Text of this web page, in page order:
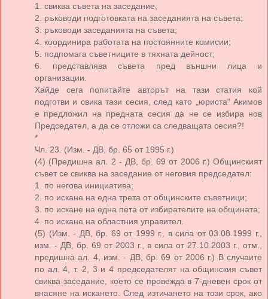
1. свиква съвета на заседание;
2. ръководи подготовката на заседанията на съвета;
3. ръководи заседанията на съвета;
4. координира работата на постоянните комисии;
5. подпомага съветниците в тяхната дейност;
6. представлява съвета пред външни лица и
организации.
Хайде сега попитайте авторът на тази статия кой
подготви и свика тази сесия, след като „юриста“ Акимов
е предложил на предната сесия да не се избира нов
Председател, а да се отложи са следващата сесия?!
*
Чл. 23. (Изм. - ДВ, бр. 65 от 1995 г.)
(4) (Предишна ал. 2 - ДВ, бр. 69 от 2006 г.) Общинският
съвет се свиква на заседание от неговия председател:
1. по негова инициатива;
2. по искане на една трета от общинските съветници;
3. по искане на една пета от избирателите на общината;
4. по искане на областния управител.
(5) (Изм. - ДВ, бр. 69 от 1999 г., в сила от 03.08.1999 г.,
изм. - ДВ, бр. 69 от 2003 г., в сила от 27.10.2003 г., отм.,
предишна ал. 4, изм. - ДВ, бр. 69 от 2006 г.) В случаите
по ал. 4, т. 2, 3 и 4 председателят на общинския съвет
свиква заседание, което се провежда в 7-дневен срок от
внасяне на искането. След изтичането на този срок, ако